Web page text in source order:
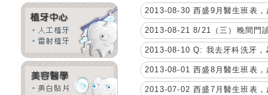
2013-08-30 西盛9月醫生班表
2013-08-21 8/21（三）晚間門
2013-08-10 Q: 我去牙科洗牙
2013-08-01 西盛8月醫生班表
2013-07-02 西盛7月醫生班表